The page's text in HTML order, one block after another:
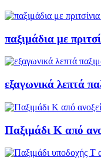
παξιμάδια με
εξαγωνικά λεπτά
Παξιμάδι K από